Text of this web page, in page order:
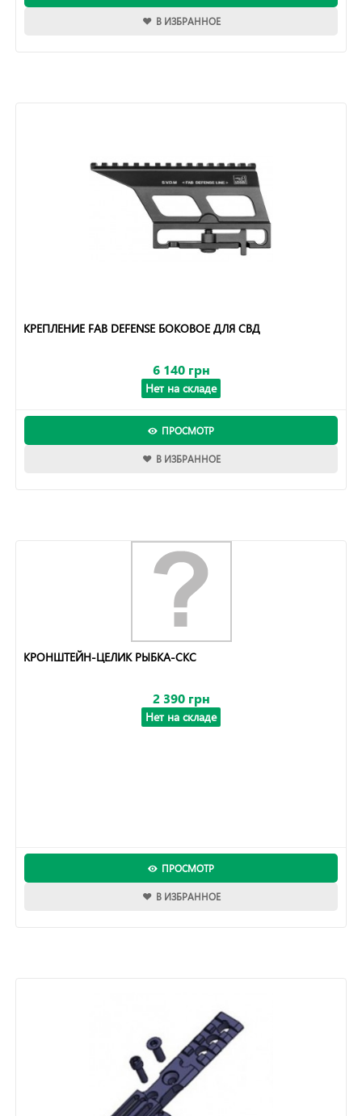
В ИЗБРАННОЕ
КРЕПЛЕНИЕ FAB DEFENSE БОКОВОЕ ДЛЯ СВД
6 140 грн
Нет на складе
ПРОСМОТР
В ИЗБРАННОЕ
КРОНШТЕЙН-ЦЕЛИК РЫБКА-СКС
2 390 грн
Нет на складе
ПРОСМОТР
В ИЗБРАННОЕ